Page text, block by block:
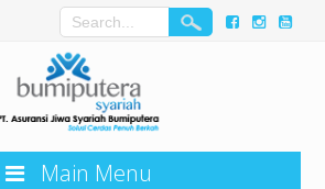
Main Menu